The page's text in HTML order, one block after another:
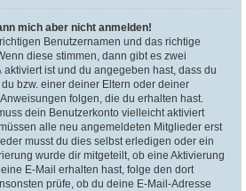
mich aber nicht anmelden!
Benutzernamen und das richtige
diese stimmen, dann gibt es zwei
aktiviert ist und du angegeben hast, dass du
bzw. einer deiner Eltern oder deiner
folgen, die du erhalten hast.
dein Benutzerkonto vielleicht aktiviert
alle neu angemeldeten Mitglieder erst
musst du dies selbst erledigen oder ein
wurde dir mitgeteilt, ob eine Aktivierung
E-Mail erhalten hast, folge den dort
prüfe, ob du deine E-Mail-Adresse